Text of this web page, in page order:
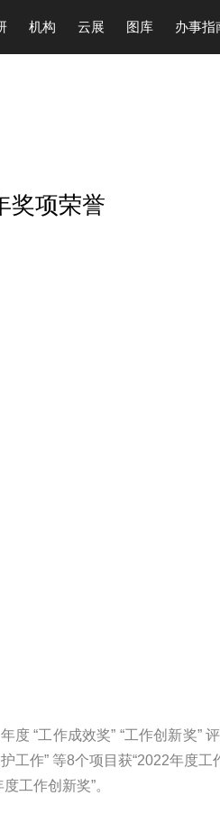
机构 云展 图库 办事指
奖项荣誉
“工作成效奖” “工作创新奖”
作” 等8个项目获“2022年度工
工作创新奖”。